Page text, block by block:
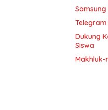
Samsung
Dukung
Siswa
Makhluk-